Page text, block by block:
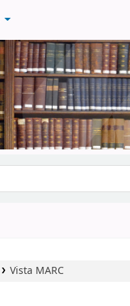
Vista MARC